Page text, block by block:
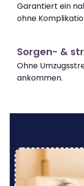
Garantiert ein
ohne
Sorgen- &
Ohne
ankommen.